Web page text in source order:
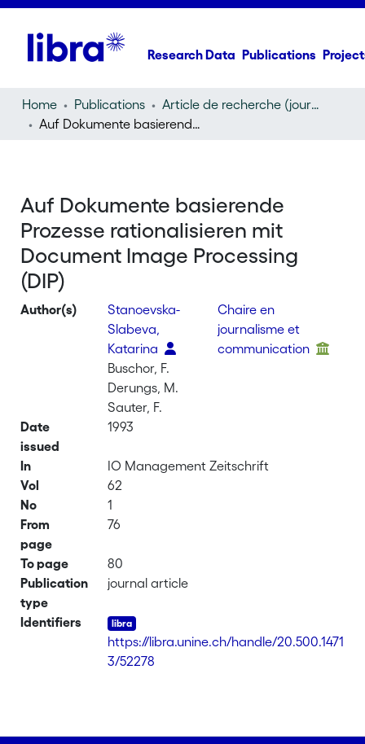
Research Data Publications
Home Publications
Article de recherche (journal article)
Auf Dokumente basierende Prozesse rationalisieren mit Document Image Processing (DIP)
Auf Dokumente basierende
Prozesse rationalisieren mit
Document Image Processing
(DIP)
Author(s)
Stanoevska-
Slabeva,
Katarina
Chaire en
journalisme et
communication
Buschor, F.
Derungs, M.
Sauter, F.
Date
issued
1993
In
IO Management Zeitschrift
Vol
62
No
1
From
page
76
To page
80
Publication
type
journal article
Identifiers
https://libra.unine.ch/handle/20.500.1471
3/52278